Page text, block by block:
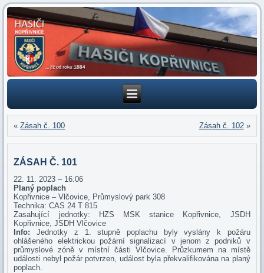
«Zásah č. 100 Zásah č. 102»
ZÁSAH Č. 101
22. 11. 2023 – 16:06
Planý poplach
Kopřivnice – Vlčovice, Průmyslový park 308
Technika: CAS 24 T 815
Zasahující jednotky: HZS MSK stanice Kopřivnice, JSDH
Kopřivnice, JSDH Vlčovice
Info:Jednotky z 1. stupně poplachu byly vyslány k požáru
ohlášeného elektrickou požární signalizací v jenom z podniků v
průmyslové zóně v místní části Vlčovice. Průzkumem na místě
události nebyl požár potvrzen, událost byla překvalifikována na planý
poplach.